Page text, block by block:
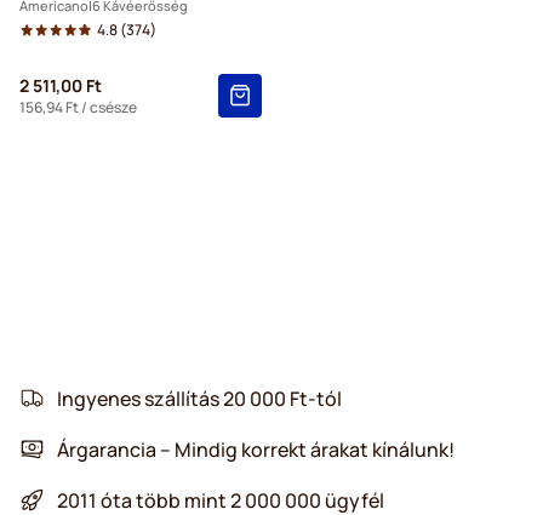
Americano 6 Kávéerősség
4.8(374)
2 511,00 Ft
156,94 Ft/ csésze
Ingyenes szállítás 20 000 Ft-tól
Árgarancia – Mindig korrekt árakat kínálunk!
2011 óta több mint 2 000 000 ügyfél